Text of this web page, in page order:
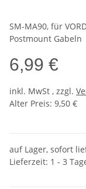
SM-MA90, für
Postmount Gabeln
6,99 €
inkl. MwSt , zzgl.
Alter Preis: 9,50 €
auf Lager, sofort
Lieferzeit: 1 - 3